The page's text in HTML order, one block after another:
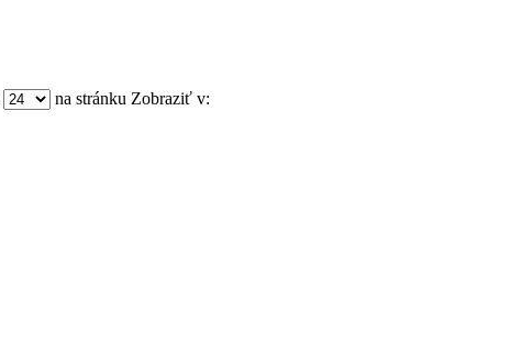
na stránku Zobraziť v: